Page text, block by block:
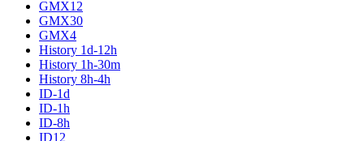
GMX12
GMX30
GMX4
History 1d-12h
History 1h-30m
History 8h-4h
ID-1d
ID-1h
ID-8h
ID12